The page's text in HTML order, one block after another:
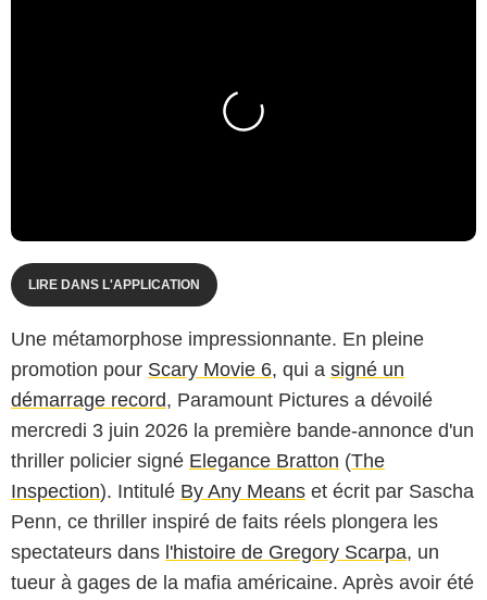
LIRE DANS L'APPLICATION
Une métamorphose impressionnante. En pleine
promotion pour Scary Movie 6, qui a signé un
démarrage record, Paramount Pictures a dévoilé
mercredi 3 juin 2026 la première bande-annonce d'un
thriller policier signé Elegance Bratton (The
Inspection). Intitulé By Any Means et écrit par Sascha
Penn, ce thriller inspiré de faits réels plongera les
spectateurs dans l'histoire de Gregory Scarpa, un
tueur à gages de la mafia américaine. Après avoir été